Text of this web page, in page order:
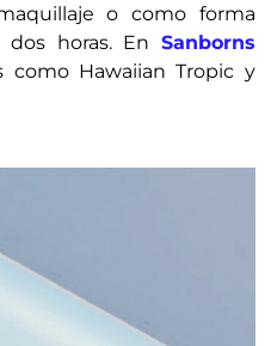
o como forma
horas. En Sanborns
como Hawaiian Tropic y